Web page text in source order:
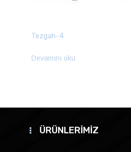
Tezgah-4
Devamını oku
ÜRÜNLERİMİZ